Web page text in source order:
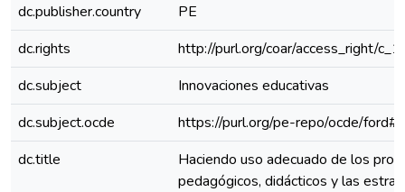
dc.publisher.country
PE
dc.rights
http://purl.org/coar/access_right/
dc.subject
Innovaciones educativas
dc.subject.ocde
https://purl.org/pe-repo/ocde/
dc.title
Haciendo uso adecuado de los
pedagógicos, didácticos y las